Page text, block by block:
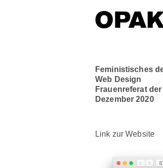
Feministisches
Web Design
Frauenreferat
Dezember 2020
Link zur Website